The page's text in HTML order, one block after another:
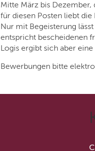
Mitte März bis Dezember,
für diesen Posten liebt
Nur mit Begeisterung
entspricht bescheidenen
Logis ergibt sich aber
Bewerbungen bitte